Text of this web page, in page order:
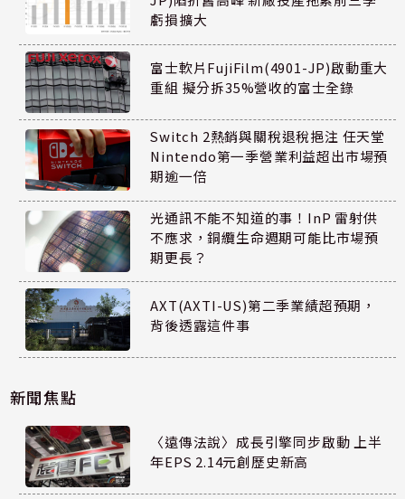
虧損擴大
富士軟片FujiFilm(4901-JP)啟動重大
重組 擬分拆35%營收的富士全錄
Switch 2熱銷與關稅退稅挹注 任天堂
Nintendo第一季營業利益超出市場預
期逾一倍
光通訊不能不知道的事！InP 雷射供
不應求，銅纜生命週期可能比市場預
期更長？
AXT(AXTI-US)第二季業績超預期，
背後透露這件事
新聞焦點
〈遠傳法說〉成長引擎同步啟動 上半
年EPS 2.14元創歷史新高